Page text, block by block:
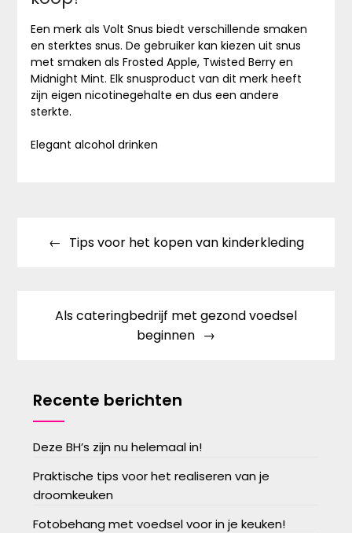
Een merk als Volt Snus biedt verschillende smaken
en sterktes snus. De gebruiker kan kiezen uit snus
met smaken als Frosted Apple, Twisted Berry en
Midnight Mint. Elk snusproduct van dit merk heeft
zijn eigen nicotinegehalte en dus een andere
sterkte.
Elegant alcohol drinken
navigatieTips voor het kopen van kinderkleding
Als cateringbedrijf met gezond voedsel
beginnen
Recente berichten
Deze BH’s zijn nu helemaal in!
Praktische tips voor het realiseren van je
droomkeuken
Fotobehang met voedsel voor in je keuken!